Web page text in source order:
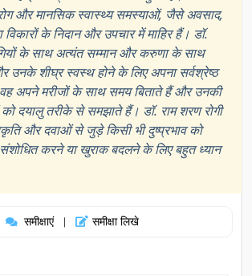
और मानसिक स्वास्थ्य समस्याओं, जैसे अवसाद,
के निदान और उपचार में माहिर हैं। डॉ.
के साथ अत्यंत सम्मान और करुणा के साथ
उनके शीघ्र स्वस्थ होने के लिए अपना सर्वश्रेष्ठ
अपने मरीजों के साथ समय बिताते हैं और उनकी
को दयालु तरीके से समझाते हैं। डॉ. राम शरण रोगी
और दवाओं से जुड़े किसी भी दुष्प्रभाव को
करने या खुराक बदलने के लिए बहुत ध्यान
समीक्षाएं | समीक्षा लिखे